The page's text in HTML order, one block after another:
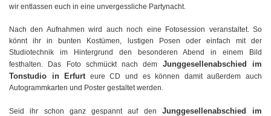
wir entlassen euch in eine unvergessliche Partynacht.
Nach den Aufnahmen wird auch noch eine Fotosession veranstaltet. So
könnt ihr in bunten Kostümen, lustigen Posen oder einfach mit der
Studiotechnik im Hintergrund den besonderen Abend in einem Bild
festhalten. Das Foto schmückt nach dem Junggesellenabschied im
Tonstudio in Erfurteure CD und es können damit außerdem auch
Autogrammkarten und Poster gestaltet werden.
Seid ihr schon ganz gespannt auf den Junggesellenabschied im